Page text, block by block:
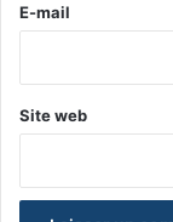
e
E-mail
Site web